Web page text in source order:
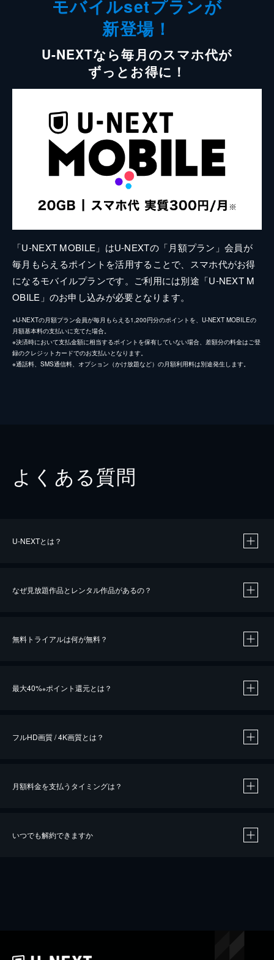
モバイルsetプランが
新登場！
U-NEXTなら毎月のスマホ代が
ずっとお得に！
「U-NEXT MOBILE」はU-NEXTの「月額プラン」会員が
毎月もらえるポイントを活用することで、スマホ代がお得
になるモバイルプランです。ご利用には別途「U-NEXT M
OBILE」のお申し込みが必要となります。
※U-NEXTの月額プラン会員が毎月もらえる1,200円分のポイントを、U-NEXT MOBILEの
月額基本料の支払いに充てた場合。
※決済時において支払金額に相当するポイントを保有していない場合、差額分の料金はご登
録のクレジットカードでのお支払いとなります。
※通話料、SMS通信料、オプション（かけ放題など）の月額利用料は別途発生します。
よくある質問
U-NEXTとは？
なぜ見放題作品とレンタル作品があるの？
無料トライアルは何が無料？
最大40%※ポイント還元とは？
※40％ポイント還元の対象は、クレジットカード決済による作品の購入 / レンタルです。
iOSアプリのUコイン決済による作品の購入 / レンタルは、20％のポイント還元です。
フルHD画質 / 4K画質とは？
月額料金を支払うタイミングは？
いつでも解約できますか